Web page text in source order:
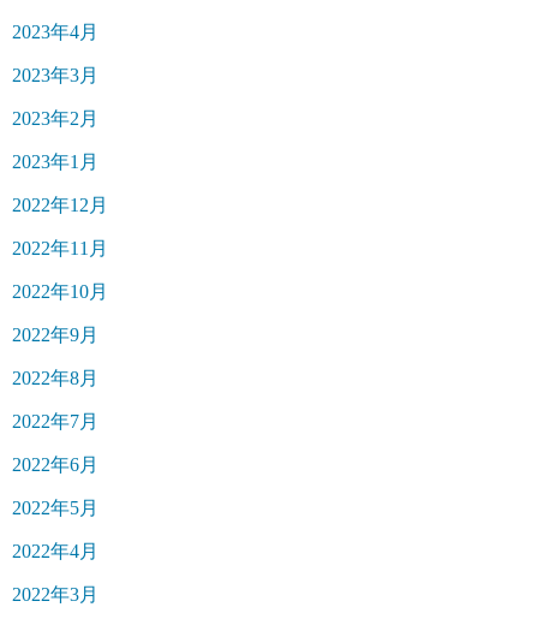
2023年4月
2023年3月
2023年2月
2023年1月
2022年12月
2022年11月
2022年10月
2022年9月
2022年8月
2022年7月
2022年6月
2022年5月
2022年4月
2022年3月